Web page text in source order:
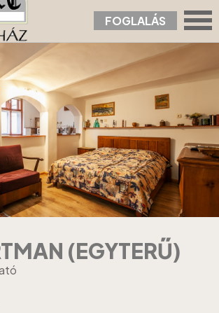
FOGLALÁS
› III. Apartman (egyterű)
(EGYTERŰ)